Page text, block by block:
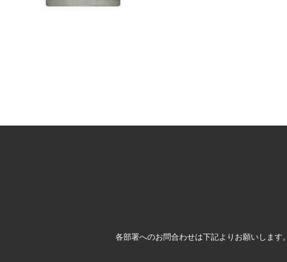
各部署へのお問合わせは下記よりお願いします。